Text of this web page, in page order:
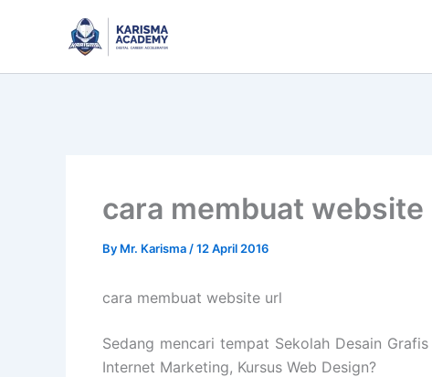
cara membuat website
By Mr. Karisma /12 April 2016
cara membuat website url
Sedang mencari tempat Sekolah Desain Grafis
Internet Marketing, Kursus Web Design?